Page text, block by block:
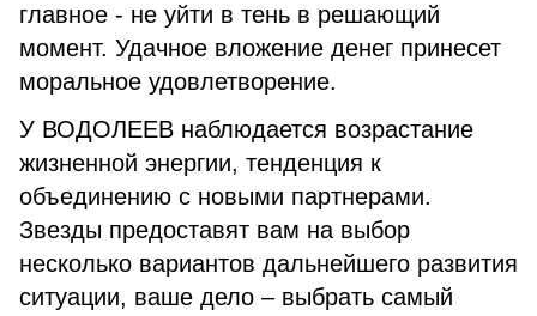
главное - не уйти в тень в решающий
момент. Удачное вложение денег принесет
моральное удовлетворение.
У ВОДОЛЕЕВ наблюдается возрастание
жизненной энергии, тенденция к
объединению с новыми партнерами.
Звезды предоставят вам на выбор
несколько вариантов дальнейшего развития
ситуации, ваше дело – выбрать самый